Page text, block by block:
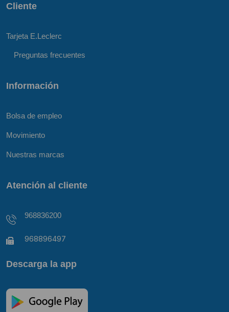
Cliente
Tarjeta E.Leclerc
Preguntas frecuentes
Información
Bolsa de empleo
Movimiento
Nuestras marcas
Atención al cliente
968836200
968896497
Descarga la app